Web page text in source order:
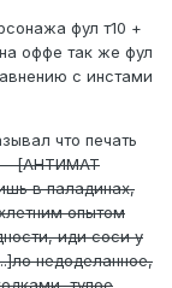
фул т10 +
оффе так же фул
с инстами
что печать
[АНТИМАТ
в паладинах,
опытом
иди соси у
недоделанное,